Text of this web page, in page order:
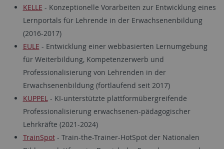
KELLE - Konzeptionelle Vorarbeiten zur Entwicklung eines
Lernportals für Lehrende in der Erwachsenenbildung
(2016-2017)
EULE - Entwicklung einer webbasierten Lernumgebung
für Weiterbildung, Kompetenzerwerb und
Professionalisierung von Lehrenden in der
Erwachsenenbildung (fortlaufend seit 2017)
KUPPEL- KI-unterstützte plattformübergreifende
Professionalisierung erwachsenen-pädagogischer
Lehrkräfte (2021-2024)
TrainSpot- Train-the-Trainer-HotSpot der Nationalen